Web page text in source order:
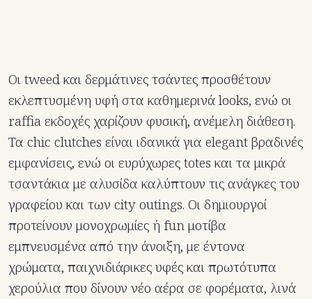
Οι tweed και δερμάτινες τσάντες προσθέτουν
εκλεπτυσμένη υφή στα καθημερινά looks, ενώ οι
raffia εκδοχές χαρίζουν φυσική, ανέμελη διάθεση.
Τα chic clutches είναι ιδανικά για elegant βραδινές
εμφανίσεις, ενώ οι ευρύχωρες totes και τα μικρά
τσαντάκια με αλυσίδα καλύπτουν τις ανάγκες του
γραφείου και των city outings. Οι δημιουργοί
προτείνουν μονοχρωμίες ή fun μοτίβα
εμπνευσμένα από την άνοιξη, με έντονα
χρώματα, παιχνιδιάρικες υφές και πρωτότυπα
χερούλια που δίνουν νέο αέρα σε φορέματα, λινά